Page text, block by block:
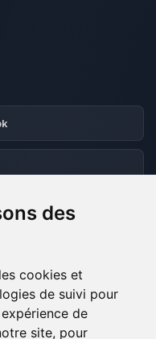
des
cookies et
de suivi pour
de
site, pour